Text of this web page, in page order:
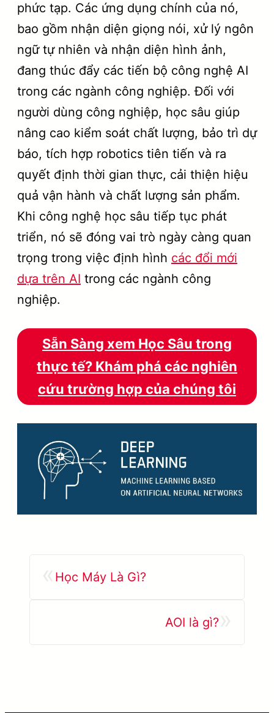
phức tạp. Các ứng dụng chính của nó,
bao gồm nhận diện giọng nói, xử lý ngôn
ngữ tự nhiên và nhận diện hình ảnh,
đang thúc đẩy các tiến bộ công nghệ AI
trong các ngành công nghiệp. Đối với
người dùng công nghiệp, học sâu giúp
nâng cao kiểm soát chất lượng, bảo trì dự
báo, tích hợp robotics tiên tiến và ra
quyết định thời gian thực, cải thiện hiệu
quả vận hành và chất lượng sản phẩm.
Khi công nghệ học sâu tiếp tục phát
triển, nó sẽ đóng vai trò ngày càng quan
trọng trong việc định hình các đổi mới
dựa trên AI trong các ngành công
nghiệp.
Sẵn Sàng xem Học Sâu trong
thực tế? Khám phá các nghiên
cứu trường hợp của chúng tôi
Học Máy Là Gì?
AOI là gì?